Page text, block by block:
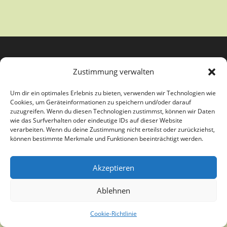
Zustimmung verwalten
Um dir ein optimales Erlebnis zu bieten, verwenden wir Technologien wie
Cookies, um Geräteinformationen zu speichern und/oder darauf
zuzugreifen. Wenn du diesen Technologien zustimmst, können wir Daten
wie das Surfverhalten oder eindeutige IDs auf dieser Website
verarbeiten. Wenn du deine Zustimmung nicht erteilst oder zurückziehst,
können bestimmte Merkmale und Funktionen beeinträchtigt werden.
Akzeptieren
Ablehnen
Cookie-Richtlinie
Copyright Kunstverein Paderborn e.V. - Theme by OceanWP